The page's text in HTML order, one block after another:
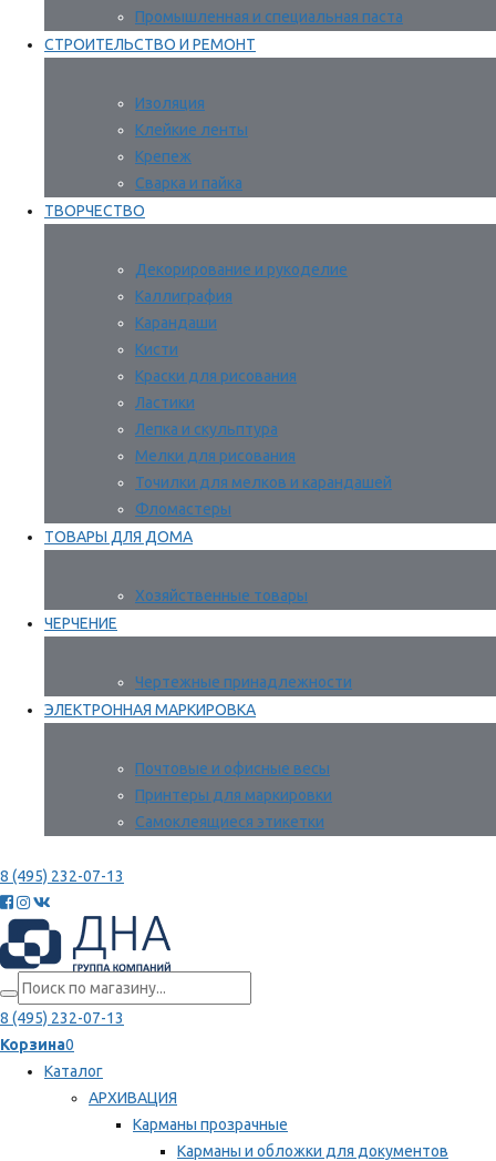
Промышленная и специальная паста
СТРОИТЕЛЬСТВО И РЕМОНТ
Изоляция
Клейкие ленты
Крепеж
Сварка и пайка
ТВОРЧЕСТВО
Декорирование и рукоделие
Каллиграфия
Карандаши
Кисти
Краски для рисования
Ластики
Лепка и скульптура
Мелки для рисования
Точилки для мелков и карандашей
Фломастеры
ТОВАРЫ ДЛЯ ДОМА
Хозяйственные товары
ЧЕРЧЕНИЕ
Чертежные принадлежности
ЭЛЕКТРОННАЯ МАРКИРОВКА
Почтовые и офисные весы
Принтеры для маркировки
Самоклеящиеся этикетки
8 (495) 232-07-13
8 (495) 232-07-13
Корзина0
Каталог
АРХИВАЦИЯ
Карманы прозрачные
Карманы и обложки для документов